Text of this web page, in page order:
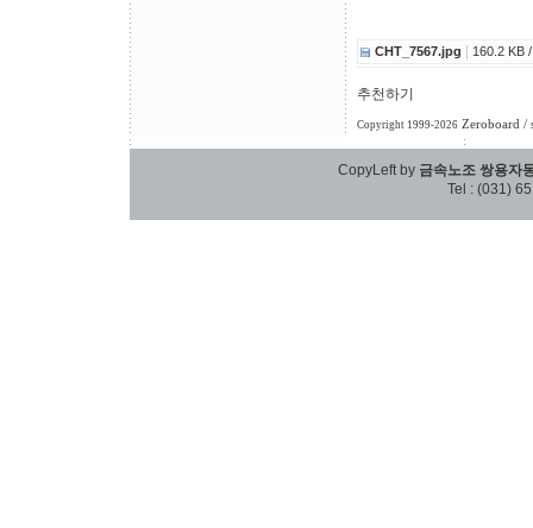
CHT_7567.jpg 160.2
추천하기
Copyright 1999-2026 Zeroboard /
CopyLeft by 금속노조 쌍용자
Tel : (031)